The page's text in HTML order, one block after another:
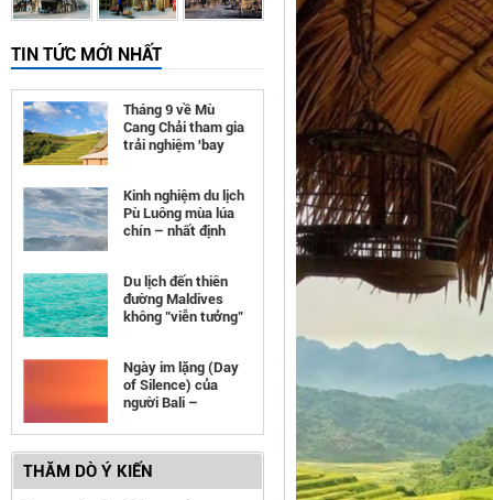
TIN TỨC MỚI NHẤT
Tháng 9 về Mù
Cang Chải tham gia
trải nghiệm 'bay
Kinh nghiệm du lịch
Pù Luông mùa lúa
chín – nhất định
Du lịch đến thiên
đường Maldives
không "viễn tưởng"
Ngày im lặng (Day
of Silence) của
người Bali –
THĂM DÒ Ý KIẾN